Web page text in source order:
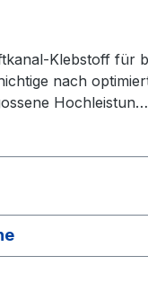
Klebstoff für
nach
Hochleistun…